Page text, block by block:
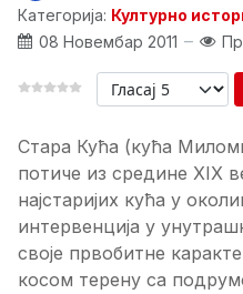
Категорија: Културно
08 Новембар 2011
Оцените
Стара Кућа (кућа
потиче из средине XIX
најстаријих кућа у
интервенција у
своје првобитне
косом терену са